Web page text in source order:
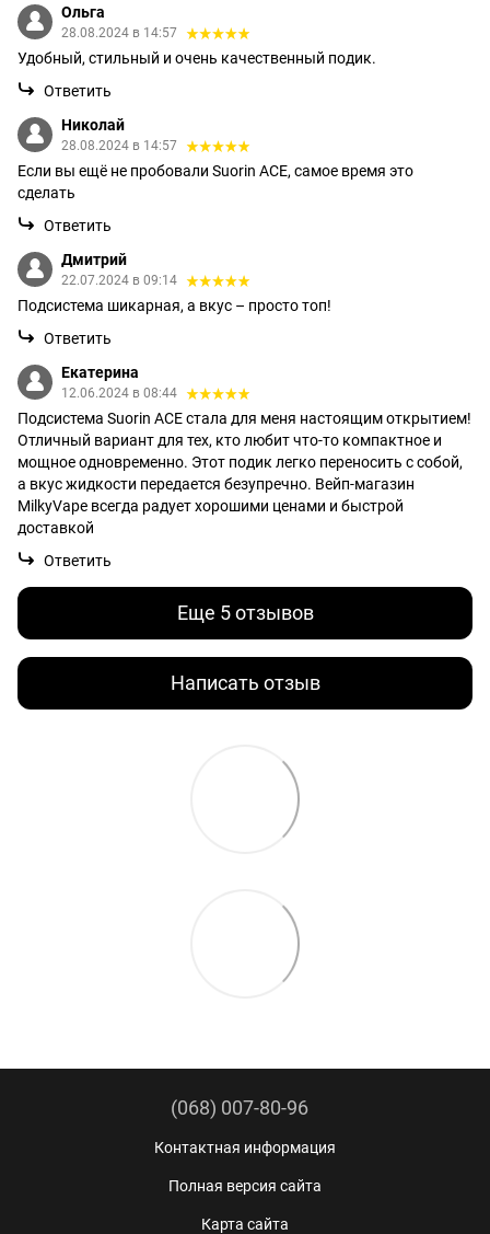
Ольга
28.08.2024 в 14:57
Удобный, стильный и очень качественный подик.
Ответить
Николай
28.08.2024 в 14:57
Если вы ещё не пробовали Suorin ACE, самое время это
сделать
Ответить
Дмитрий
22.07.2024 в 09:14
Подсистема шикарная, а вкус – просто топ!
Ответить
Екатерина
12.06.2024 в 08:44
Подсистема Suorin ACE стала для меня настоящим открытием!
Отличный вариант для тех, кто любит что-то компактное и
мощное одновременно. Этот подик легко переносить с собой,
а вкус жидкости передается безупречно. Вейп-магазин
MilkyVape всегда радует хорошими ценами и быстрой
доставкой
Ответить
Еще 5 отзывов
Написать отзыв
(068) 007-80-96
Контактная информация
Полная версия сайта
Карта сайта